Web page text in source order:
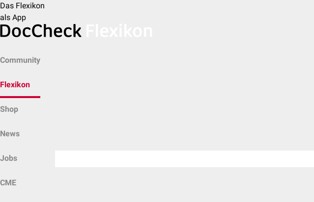
Das Flexikon
als App
Community
Flexikon
Shop
News
Jobs
CME